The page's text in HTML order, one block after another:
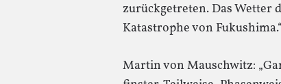
zurückgetreten. Das Wetter
Katastrophe von Fukushima.“
Martin von Mauschwitz: